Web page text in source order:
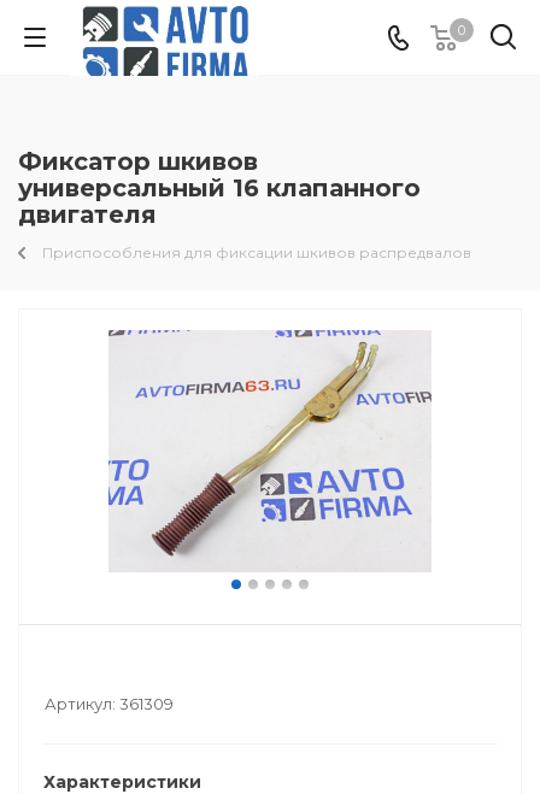
0
Фиксатор шкивов
универсальный 16 клапанного
двигателя
Приспособления для фиксации шкивов распредвалов
Артикул: 361309
Характеристики